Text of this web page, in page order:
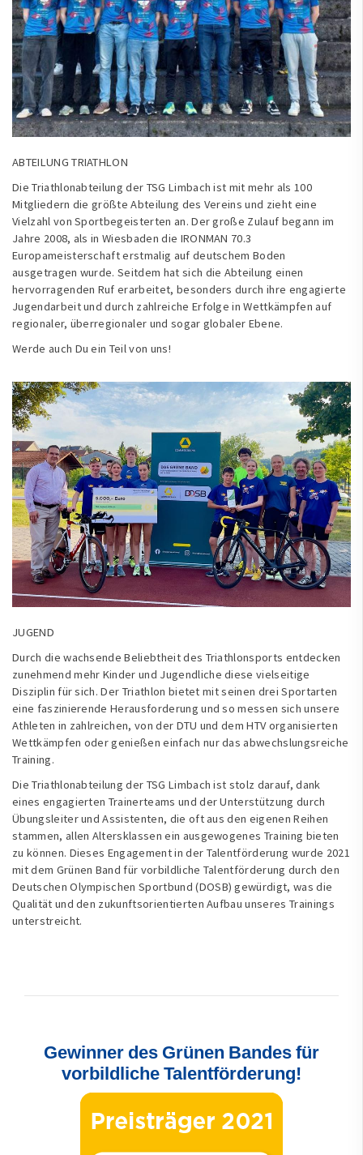
ABTEILUNG TRIATHLON
Die Triathlonabteilung der TSG Limbach ist mit mehr als 100
Mitgliedern die größte Abteilung des Vereins und zieht eine
Vielzahl von Sportbegeisterten an. Der große Zulauf begann im
Jahre 2008, als in Wiesbaden die IRONMAN 70.3
Europameisterschaft erstmalig auf deutschem Boden
ausgetragen wurde. Seitdem hat sich die Abteilung einen
hervorragenden Ruf erarbeitet, besonders durch ihre engagierte
Jugendarbeit und durch zahlreiche Erfolge in Wettkämpfen auf
regionaler, überregionaler und sogar globaler Ebene.
Werde auch Du ein Teil von uns!
JUGEND
Durch die wachsende Beliebtheit des Triathlonsports entdecken
zunehmend mehr Kinder und Jugendliche diese vielseitige
Disziplin für sich. Der Triathlon bietet mit seinen drei Sportarten
eine faszinierende Herausforderung und so messen sich unsere
Athleten in zahlreichen, von der DTU und dem HTV organisierten
Wettkämpfen oder genießen einfach nur das abwechslungsreiche
Training.
Die Triathlonabteilung der TSG Limbach ist stolz darauf, dank
eines engagierten Trainerteams und der Unterstützung durch
Übungsleiter und Assistenten, die oft aus den eigenen Reihen
stammen, allen Altersklassen ein ausgewogenes Training bieten
zu können. Dieses Engagement in der Talentförderung wurde 2021
mit dem Grünen Band für vorbildliche Talentförderung durch den
Deutschen Olympischen Sportbund (DOSB) gewürdigt, was die
Qualität und den zukunftsorientierten Aufbau unseres Trainings
unterstreicht.
Gewinner des Grünen Bandes für
vorbildliche Talentförderung!